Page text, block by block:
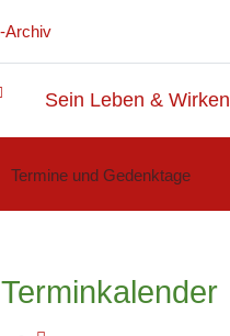
Sein Leben & Wirken
Termine und Gedenktage
Terminkalender